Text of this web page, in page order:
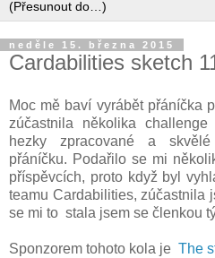
neděle 15. března 2015
Cardabilities sketch
Moc mě baví vyrábět přáníčka
zúčastnila několika
hezky zpracované a
přáníčku. Podařilo se mi
příspěvcích, proto když byl
teamu Cardabilities, zúčastnila
se mi to stala jsem se členkou
Sponzorem tohoto kola je The